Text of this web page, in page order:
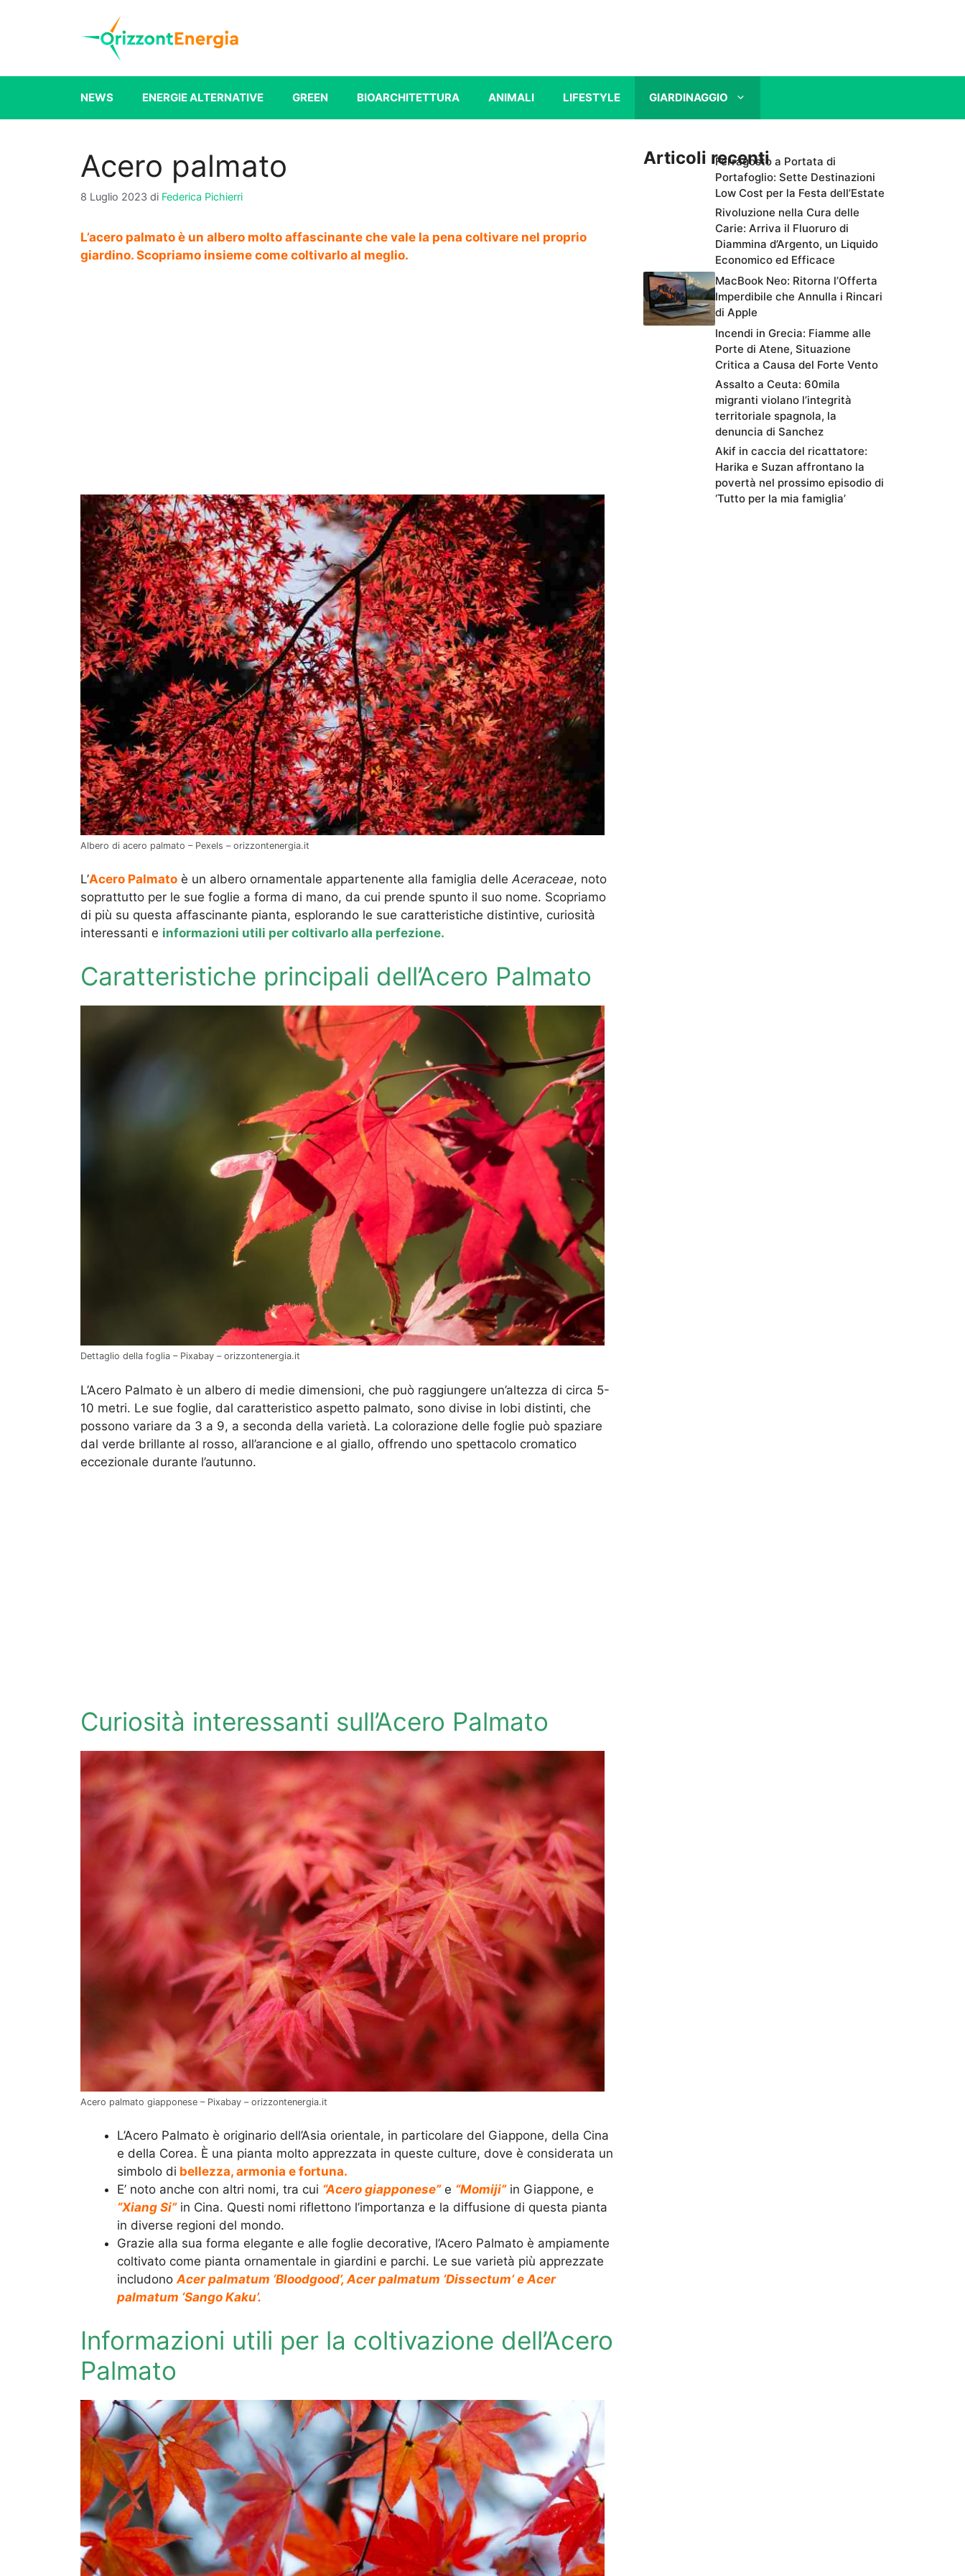
NEWS ENERGIE ALTERNATIVE GREEN BIOARCHITETTURA ANIMALI LIFESTYLE GIARDINAGGIO
Acero palmato
8 Luglio 2023 di Federica Pichierri
L’acero palmato è un albero molto affascinante che vale la pena coltivare nel proprio
giardino. Scopriamo insieme come coltivarlo al meglio.
Albero di acero palmato – Pexels – orizzontenergia.it
L’Acero Palmato è un albero ornamentale appartenente alla famiglia delleAceraceae, noto
soprattutto per le sue foglie a forma di mano, da cui prende spunto il suo nome. Scopriamo
di più su questa affascinante pianta, esplorando le sue caratteristiche distintive, curiosità
interessanti e informazioni utili per coltivarlo alla perfezione.
Caratteristiche principali dell’Acero Palmato
Dettaglio della foglia – Pixabay – orizzontenergia.it
L’Acero Palmato è un albero di medie dimensioni, che può raggiungere un’altezza di circa 5-
10 metri. Le sue foglie, dal caratteristico aspetto palmato, sono divise in lobi distinti, che
possono variare da 3 a 9, a seconda della varietà. La colorazione delle foglie può spaziare
dal verde brillante al rosso, all’arancione e al giallo, offrendo uno spettacolo cromatico
eccezionale durante l’autunno.
Curiosità interessanti sull’Acero Palmato
Acero palmato giapponese – Pixabay – orizzontenergia.it
L’Acero Palmato è originario dell’Asia orientale, in particolare del Giappone, della Cina
e della Corea. È una pianta molto apprezzata in queste culture, dove è considerata un
simbolo di bellezza, armonia e fortuna.
E’ noto anche con altri nomi, tra cui “Acero giapponese”e “Momiji”in Giappone, e
“Xiang Si”in Cina. Questi nomi riflettono l’importanza e la diffusione di questa pianta
in diverse regioni del mondo.
Grazie alla sua forma elegante e alle foglie decorative, l’Acero Palmato è ampiamente
coltivato come pianta ornamentale in giardini e parchi. Le sue varietà più apprezzate
includonoAcer palmatum ‘Bloodgood’, Acer palmatum ‘Dissectum’ e Acer
palmatum ‘Sango Kaku’.
Informazioni utili per la coltivazione dell’Acero
Palmato
Articoli recentiFerragosto a Portata di
Portafoglio: Sette Destinazioni
Low Cost per la Festa dell’Estate
Rivoluzione nella Cura delle
Carie: Arriva il Fluoruro di
Diammina d’Argento, un Liquido
Economico ed Efficace
MacBook Neo: Ritorna l’Offerta
Imperdibile che Annulla i Rincari
di Apple
Incendi in Grecia: Fiamme alle
Porte di Atene, Situazione
Critica a Causa del Forte Vento
Assalto a Ceuta: 60mila
migranti violano l’integrità
territoriale spagnola, la
denuncia di Sanchez
Akif in caccia del ricattatore:
Harika e Suzan affrontano la
povertà nel prossimo episodio di
‘Tutto per la mia famiglia’